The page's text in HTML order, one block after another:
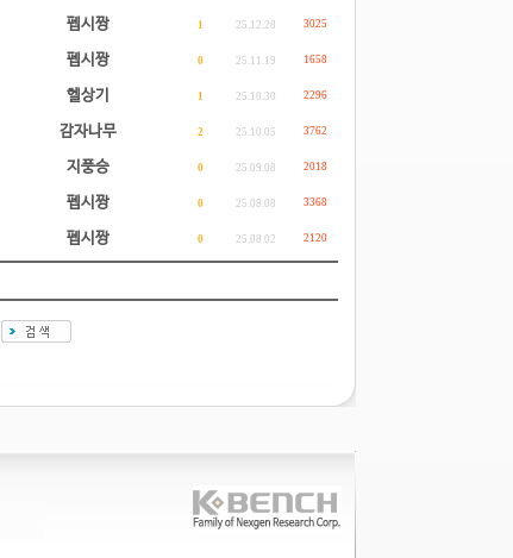
펩시짱 1 25.12.28 3025
펩시짱 0 25.11.19 1658
헬상기 1 25.10.30 2296
감자나무 2 25.10.05 3762
지풍승 0 25.09.08 2018
펩시짱 0 25.08.08 3368
펩시짱 0 25.08.02 2120